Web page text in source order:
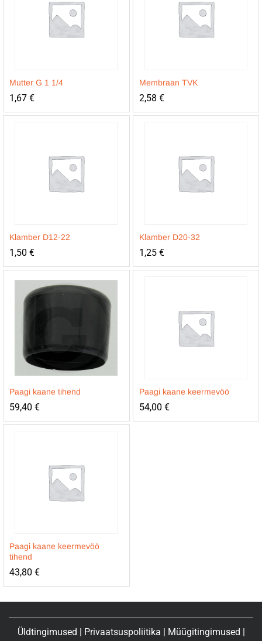
Mutter G 1 1/4
1,67 €
Membraan TVK
2,58 €
Klamber D12-22
1,50 €
Klamber D20-32
1,25 €
Paagi kaane tihend
59,40 €
Paagi kaane keermevöö
54,00 €
Paagi kaane keermevöö
tihend
43,80 €
Üldtingimused Privaatsuspoliitika Müügitingimused